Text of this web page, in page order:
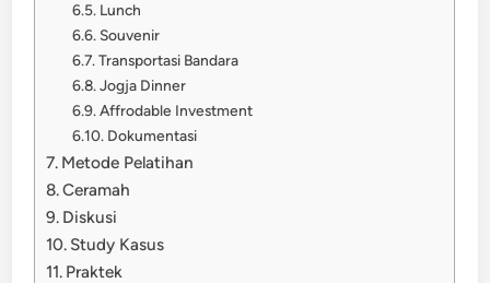
Lunch
Souvenir
Transportasi Bandara
Jogja Dinner
Affrodable Investment
Dokumentasi
Metode Pelatihan
Ceramah
Diskusi
Study Kasus
Praktek